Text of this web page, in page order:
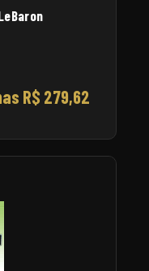
R$ 279,62